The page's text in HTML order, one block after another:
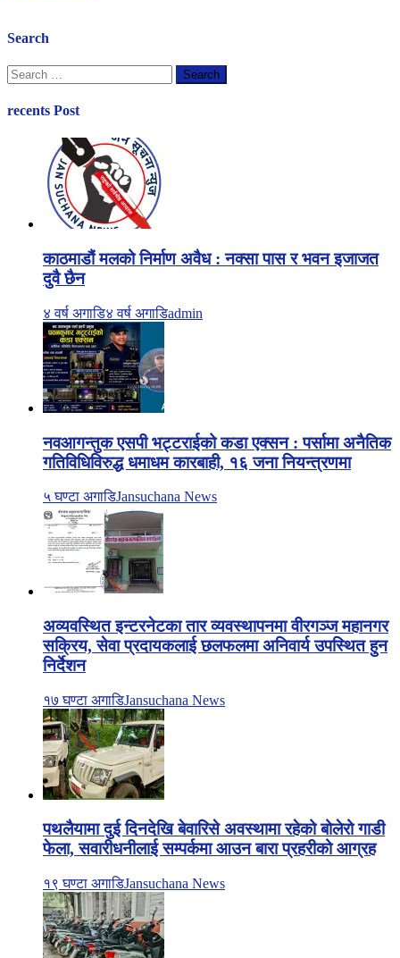
Search
Search
for:
recents Post
काठमाडौं मलको निर्माण अवैध : नक्सा पास र भवन इजाजत
दुवै छैन
४ वर्ष अगाडि४ वर्ष अगाडिadmin
नवआगन्तुक एसपी भट्टराईको कडा एक्सन : पर्सामा अनैतिक
गतिविधिविरुद्ध धमाधम कारबाही, १६ जना नियन्त्रणमा
५ घण्टा अगाडिJansuchana News
अव्यवस्थित इन्टरनेटका तार व्यवस्थापनमा वीरगञ्ज महानगर
सक्रिय, सेवा प्रदायकलाई छलफलमा अनिवार्य उपस्थित हुन
निर्देशन
१७ घण्टा अगाडिJansuchana News
पथलैयामा दुई दिनदेखि बेवारिसे अवस्थामा रहेको बोलेरो गाडी
फेला, सवारीधनीलाई सम्पर्कमा आउन बारा प्रहरीको आग्रह
१९ घण्टा अगाडिJansuchana News